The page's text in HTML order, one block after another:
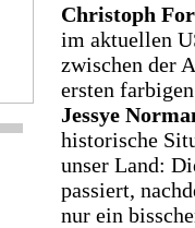
Christoph
im aktuellen
zwischen der
ersten
Jessye
historische
unser Land:
passiert,
nur ein